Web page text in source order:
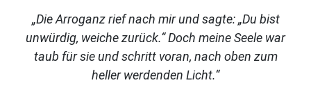
„Die Arroganz rief nach mir und sagte: „Du bist
unwürdig, weiche zurück.“ Doch meine Seele war
taub für sie und schritt voran, nach oben zum
heller werdenden Licht.“